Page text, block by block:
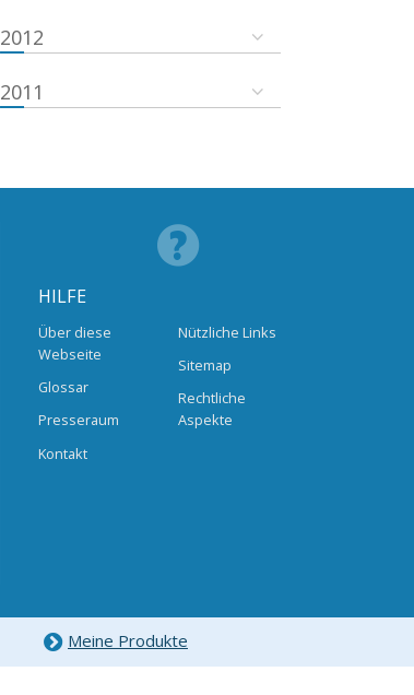
2012
2011
HILFE
Über diese
Webseite
Glossar
Presseraum
Kontakt
Nützliche Links
Sitemap
Rechtliche
Aspekte
Meine Produkte